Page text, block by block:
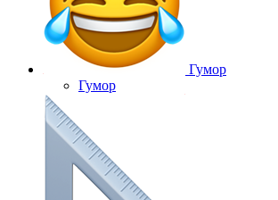
Гумор
Гумор